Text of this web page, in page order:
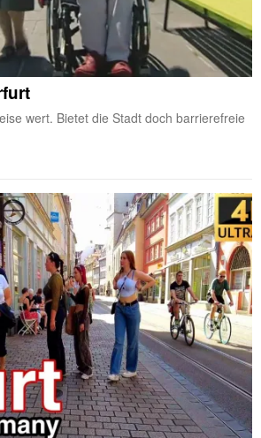
wert. Bietet die Stadt doch barrierefreie